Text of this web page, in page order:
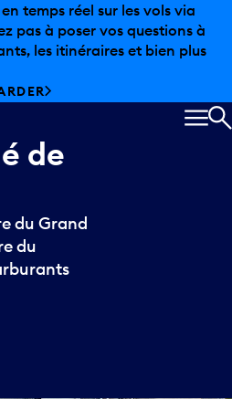
temps réel sur les vols via
pas à poser vos questions à
les itinéraires et bien plus
de
du Grand
du